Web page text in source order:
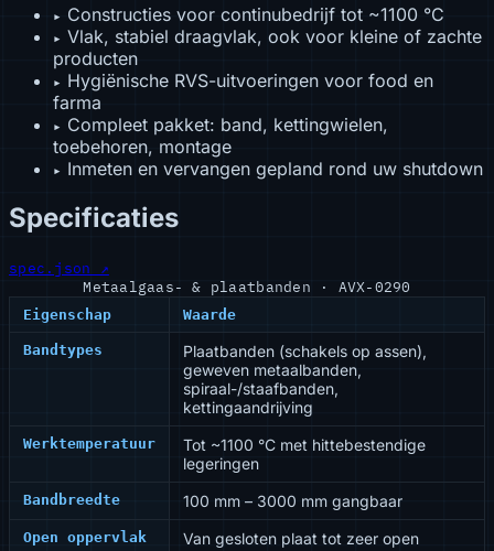
▸ Constructies voor continubedrijf tot ~1100 °C
▸ Vlak, stabiel draagvlak, ook voor kleine of zachte
producten
▸ Hygiënische RVS-uitvoeringen voor food en
farma
▸ Compleet pakket: band, kettingwielen,
toebehoren, montage
▸ Inmeten en vervangen gepland rond uw shutdown
Specificaties
spec.json ↗
Metaalgaas- & plaatbanden · AVX-0290
Eigenschap Waarde
Bandtypes
Plaatbanden (schakels op assen),
geweven metaalbanden,
spiraal-/staafbanden,
kettingaandrijving
Werktemperatuur
Tot ~1100 °C met hittebestendige
legeringen
Bandbreedte 100 mm – 3000 mm gangbaar
Open oppervlak
Van gesloten plaat tot zeer open